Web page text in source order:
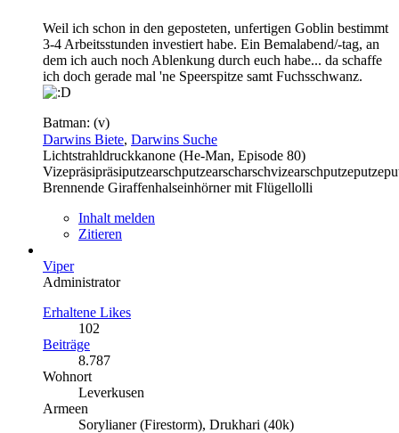
Weil ich schon in den geposteten, unfertigen Goblin bestimmt
3-4 Arbeitsstunden investiert habe. Ein Bemalabend/-tag, an
dem ich auch noch Ablenkung durch euch habe... da schaffe
ich doch gerade mal 'ne Speerspitze samt Fuchsschwanz.
Batman: (v)
Darwins Biete, Darwins Suche
Lichtstrahldruckkanone (He-Man, Episode 80)
Brennende Giraffenhalseinhörner mit Flügellolli
Inhalt melden
Zitieren
Viper
Administrator
Erhaltene Likes
102
Beiträge
8.787
Wohnort
Leverkusen
Armeen
Sorylianer (Firestorm), Drukhari (40k)